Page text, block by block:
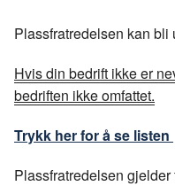
Plassfratredelsen kan bli
Hvis din bedrift ikke er
bedriften ikke omfattet.
Trykk her for å se listen
Plassfratredelsen